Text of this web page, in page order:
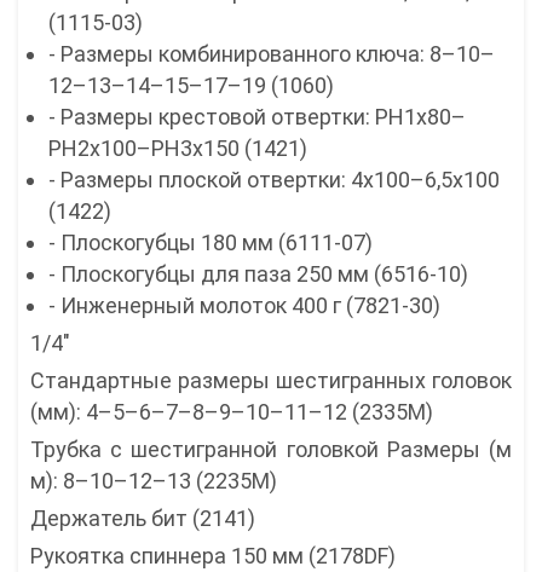
(1115-03)
- Размеры комбинированного ключа: 8–10–
12–13–14–15–17–19 (1060)
- Размеры крестовой отвертки: PH1x80–
PH2x100–PH3x150 (1421)
- Размеры плоской отвертки: 4x100–6,5x100
(1422)
- Плоскогубцы 180 мм (6111-07)
- Плоскогубцы для паза 250 мм (6516-10)
- Инженерный молоток 400 г (7821-30)
1/4″
Стандартные размеры шестигранных головок
(мм): 4–5–6–7–8–9–10–11–12 (2335М)
Трубка с шестигранной головкой Размеры (м
м): 8–10–12–13 (2235M)
Держатель бит (2141)
Рукоятка спиннера 150 мм (2178DF)